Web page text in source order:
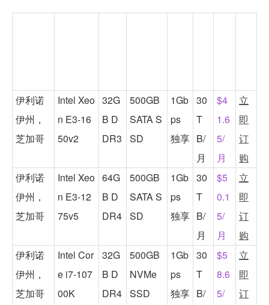
伊利诺
伊州，
芝加哥
Intel Xeo
n E3-16
50v2
32G
B D
DR3
500GB
SATA S
SD
1Gb
ps
独享
30
T
B/
月
$4
1.6
5/
月
立
即
订
购
伊利诺
伊州，
芝加哥
Intel Xeo
n E3-12
75v5
64G
B D
DR4
500GB
SATA S
SD
1Gb
ps
独享
30
T
B/
月
$5
0.1
5/
月
立
即
订
购
伊利诺
伊州，
芝加哥
Intel Cor
e i7-107
00K
32G
B D
DR4
500GB
NVMe
SSD
1Gb
ps
独享
30
T
B/
$5
8.6
5/
立
即
订